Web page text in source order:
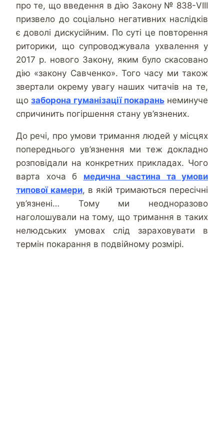
про те, що введення в дію Закону № 838-VІІІ
призвело до соціально негативних наслідків
є доволі дискусійним. По суті це повторення
риторики, що супроводжувала ухвалення у
2017 р. нового Закону, яким було скасовано
дію «закону Савченко». Того часу ми також
звертали окрему увагу наших читачів на те,
щозаборона гуманізації покараньнеминуче
спричинить погіршення стану ув’язнених.
До речі, про умови тримання людей у місцях
попереднього ув’язнення ми теж докладно
розповідали на конкретних прикладах. Чого
варта хоча б медична частина та умови
типової камери, в якій тримаються пересічні
ув’язнені… Тому ми неодноразово
наголошували на тому, що тримання в таких
нелюдських умовах слід зараховувати в
термін покарання в подвійному розмірі.